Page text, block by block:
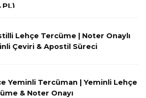
Lehçe Tercüme | Noter Onaylı
Çeviri & Apostil Süreci
Yeminli Tercüman | Yeminli Lehçe
& Noter Onayı